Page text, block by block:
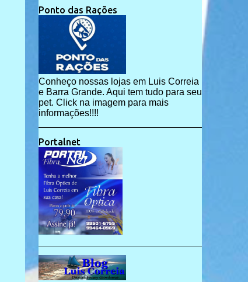
Ponto das Rações
Conheço nossas lojas em Luis Correia
e Barra Grande. Aqui tem tudo para seu
pet. Click na imagem para mais
informações!!!!
Portalnet